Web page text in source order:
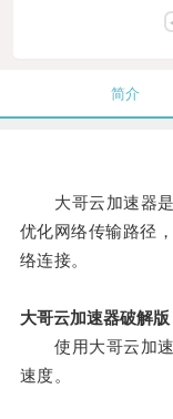
简介
大哥云加速器是
优化网络传输路径
络连接。
大哥云加速器破解版
使用大哥云加速
速度。